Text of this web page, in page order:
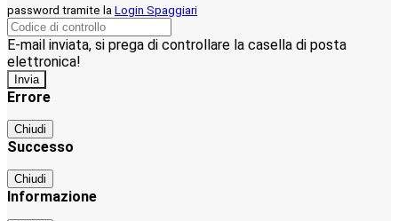
password tramite la Login Spaggiari
E-mail inviata, si prega di controllare la casella di posta
elettronica!
Errore
Chiudi
Successo
Chiudi
Informazione